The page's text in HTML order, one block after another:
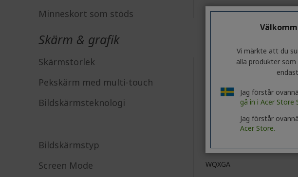
Minneskort som stöds microSD
Skärm & grafik
Skärmstorlek 40,6 cm (16")
Pekskärm med multi-touch
Bildskärmsteknologi
ComfyView (matt)
Bildskärmstyp
Screen Mode WQXGA
Vi märkte att du
alla produkter som
endast
Jag förstår
gå in i Acer Store
Jag förstår
Acer Store.